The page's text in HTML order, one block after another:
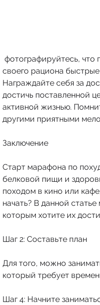
своего рациона
Награждайте себя за
достичь поставленной
активной жизнью.
другими приятными
Заключение
Старт марафона по
белковой пищи и
походом в кино или
начать? В данной
которым хотите их
Шаг 2: Составьте план
Для того, можно
который требует
Шаг 4: Начните